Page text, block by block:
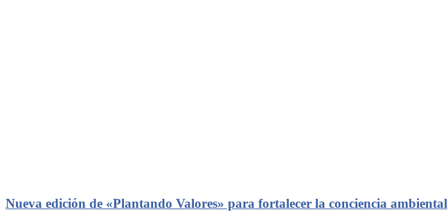
Nueva edición de «Plantando Valores» para fortalecer la conciencia ambiental